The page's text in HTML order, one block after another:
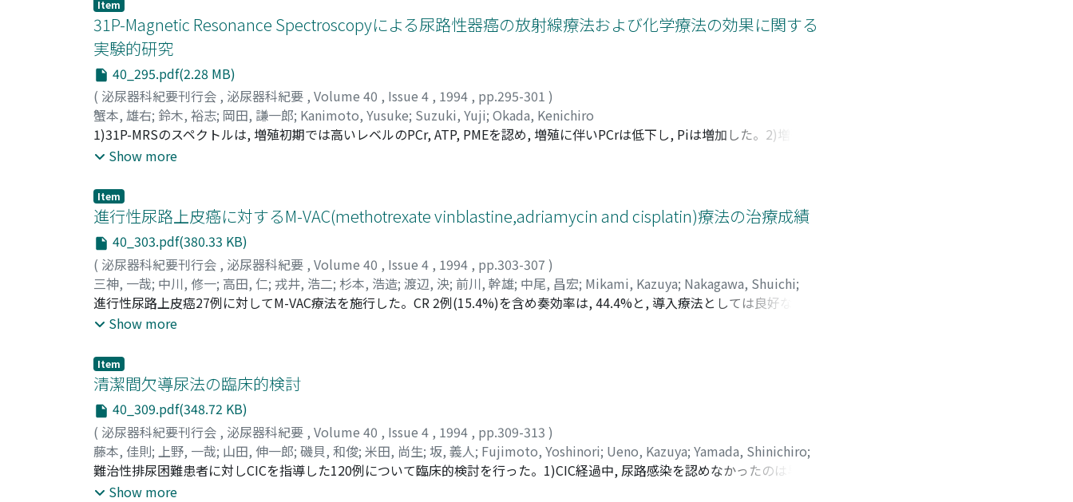
Item
31P-Magnetic Resonance Spectroscopyによる尿路性器癌の放射線療法および化学療法の効果に関する
実験的研究
40_295.pdf(2.28 MB)
( 泌尿器科紀要刊行会 , 泌尿器科紀要 , Volume 40 , Issue 4 , 1994 , pp.295-301 )
蟹本, 雄右; 鈴木, 裕志; 岡田, 謙一郎; Kanimoto, Yusuke; Suzuki, Yuji; Okada, Kenichiro
1)31P-MRSのスペクトルは, 増殖初期では高いレベルのPCr, ATP, PMEを認め, 増殖に伴いPCrは低下し, Piは増加した。2)増殖抑
制効果は放射線照射群が最もすぐれ, ついでCDDP投与群であった。VP-16投与群では認められなかった。3)放射線照射群ではPCr
胞質内空胞の出現などがおもなものであった。4)明らかな増殖抑制効果や組織学的変化を認めなかったCDDP, VP-16群ではスペ
クトルの変化は放射線照射群に比べて軽微であったが, Piの上昇, PCr/Pi比の減少は対照群に比較して軽度であった
Show more
Item
進行性尿路上皮癌に対するM-VAC(methotrexate vinblastine,adriamycin and cisplatin)療法の治療成績
40_303.pdf(380.33 KB)
( 泌尿器科紀要刊行会 , 泌尿器科紀要 , Volume 40 , Issue 4 , 1994 , pp.303-307 )
三神, 一哉; 中川, 修一; 高田, 仁; 戎井, 浩二; 杉本, 浩造; 渡辺, 泱; 前川, 幹雄; 中尾, 昌宏; Mikami, Kazuya; Nakagawa, Shuichi;
Takada, Hitoshi;Ebisui, Koji;Sugimoto, Kozo;Watanabe, Hiroki;Maegawa, Mikio;Nakao, Masahiro
進行性尿路上皮癌27例に対してM-VAC療法を施行した。CR 2例(15.4%)を含め奏効率は, 44.4%と, 導入療法としては良好な成績
であった。しかし, 再発および再燃が高率に認められ, 維持療法の確立が必要と考えられた
Show more
Item
清潔間欠導尿法の臨床的検討
40_309.pdf(348.72 KB)
( 泌尿器科紀要刊行会 , 泌尿器科紀要 , Volume 40 , Issue 4 , 1994 , pp.309-313 )
藤本, 佳則; 上野, 一哉; 山田, 伸一郎; 磯貝, 和俊; 米田, 尚生; 坂, 義人; Fujimoto, Yoshinori; Ueno, Kazuya; Yamada, Shinichiro;
Isogai, Kazutoshi;Komeda, Hisao;Ban, Yoshihito
難治性排尿困難患者に対しCICを指導した120例について臨床的検討を行った。1)CIC経過中, 尿路感染を認めなかったのは早期治
療例は65%, 陳旧例は20%であった。無症状の尿路感染症に対しては, 特に抗菌剤の投与は不要と考えられた。2)CIC前に水腎症
Show more